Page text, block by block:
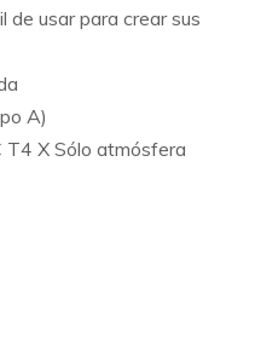
de usar para crear sus
A)
T4 X Sólo atmósfera